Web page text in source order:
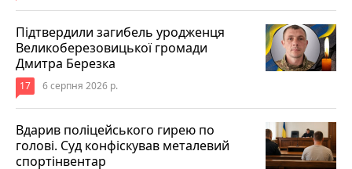
Підтвердили загибель уродженця
Великоберезовицької громади
Дмитра Березка
17 6 серпня 2026 р.
Вдарив поліцейського гирею по
голові. Суд конфіскував металевий
спортінвентар